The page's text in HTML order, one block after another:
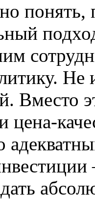
понять,
Не
Вместо
цена-